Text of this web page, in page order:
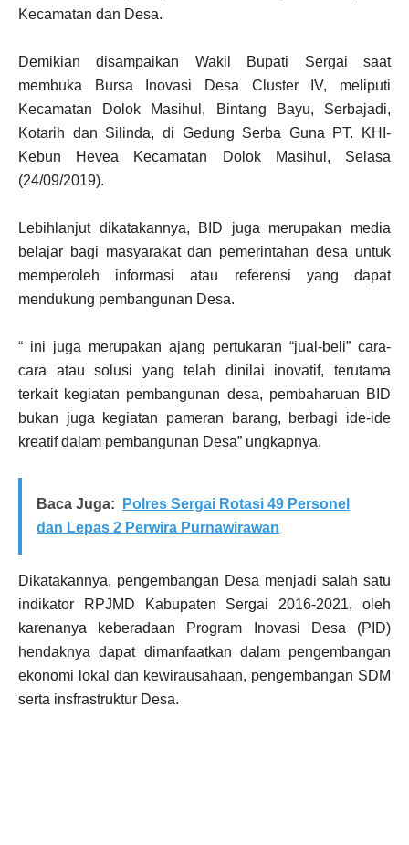
Kecamatan dan Desa.
Demikian disampaikan Wakil Bupati Sergai saat
membuka Bursa Inovasi Desa Cluster IV, meliputi
Kecamatan Dolok Masihul, Bintang Bayu, Serbajadi,
Kotarih dan Silinda, di Gedung Serba Guna PT. KHI-
Kebun Hevea Kecamatan Dolok Masihul, Selasa
(24/09/2019).
Lebihlanjut dikatakannya, BID juga merupakan media
belajar bagi masyarakat dan pemerintahan desa untuk
memperoleh informasi atau referensi yang dapat
mendukung pembangunan Desa.
“ ini juga merupakan ajang pertukaran “jual-beli” cara-
cara atau solusi yang telah dinilai inovatif, terutama
terkait kegiatan pembangunan desa, pembaharuan BID
bukan juga kegiatan pameran barang, berbagi ide-ide
kreatif dalam pembangunan Desa” ungkapnya.
Baca Juga:
Polres Sergai Rotasi 49 Personel
dan Lepas 2 Perwira Purnawirawan
Dikatakannya, pengembangan Desa menjadi salah satu
indikator RPJMD Kabupaten Sergai 2016-2021, oleh
karenanya keberadaan Program Inovasi Desa (PID)
hendaknya dapat dimanfaatkan dalam pengembangan
ekonomi lokal dan kewirausahaan, pengembangan SDM
serta insfrastruktur Desa.